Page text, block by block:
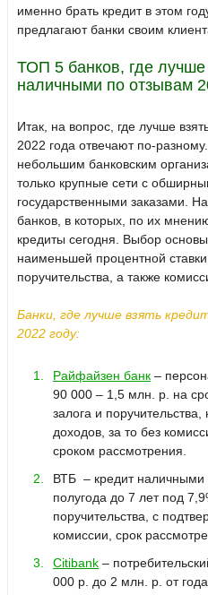
именно брать кредит в этом
предлагают банки своим
ТОП 5 банков, где лучше
наличными по отзывам
Итак, на вопрос, где лучше
2022 года отвечают по-
небольшим банковским
только крупные сети с
государственными заказами.
банков, в которых, по их
кредиты сегодня. Выбор
наименьшей процентной
поручительства, а также
Банки, где лучше взять
2022 году:
Райфайзен банк –
90 000 – 1,5 млн. р. на
залога и
доходов, за то без
сроком рассмотрения.
ВТБ – кредит
полугода до 7 лет под
поручительства, с
комиссии, срок
Citibank –
000 р. до 2 млн. р. от